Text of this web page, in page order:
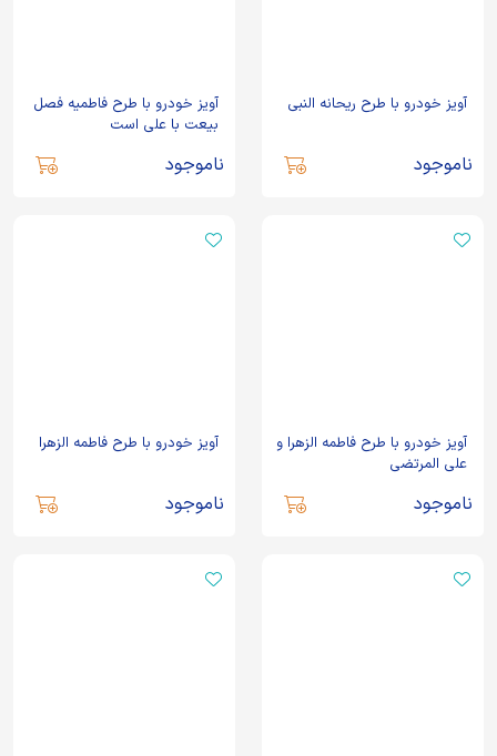
آویز خودرو با طرح ریحانه النبی
ناموجود
آویز خودرو با طرح فاطمیه فصل
بیعت با علی است
ناموجود
آویز خودرو با طرح فاطمه الزهرا و
علی المرتضی
ناموجود
آویز خودرو با طرح فاطمه الزهرا
ناموجود